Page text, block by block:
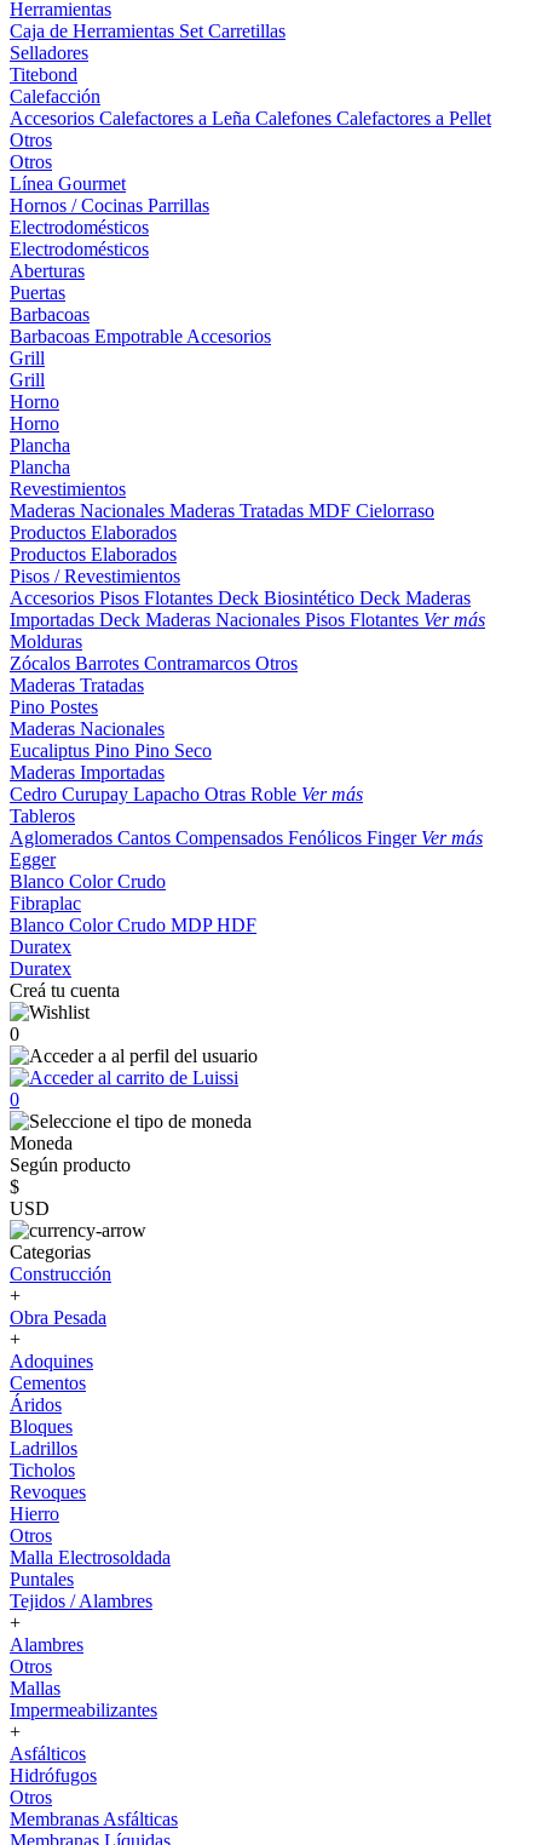
Herramientas
Caja de Herramientas Set Carretillas
Selladores
Titebond
Calefacción
Accesorios Calefactores a Leña Calefones Calefactores a Pellet
Otros
Otros
Línea Gourmet
Hornos / Cocinas Parrillas
Electrodomésticos
Electrodomésticos
Aberturas
Puertas
Barbacoas
Barbacoas Empotrable Accesorios
Grill
Grill
Horno
Horno
Plancha
Plancha
Revestimientos
Maderas Nacionales Maderas Tratadas MDF Cielorraso
Productos Elaborados
Productos Elaborados
Pisos / Revestimientos
Accesorios Pisos Flotantes Deck Biosintético Deck Maderas
Importadas Deck Maderas Nacionales Pisos Flotantes Ver más
Molduras
Zócalos Barrotes Contramarcos Otros
Maderas Tratadas
Pino Postes
Maderas Nacionales
Eucaliptus Pino Pino Seco
Maderas Importadas
Cedro Curupay Lapacho Otras Roble Ver más
Tableros
Aglomerados Cantos Compensados Fenólicos Finger Ver más
Egger
Blanco ColorCrudo
Fibraplac
Blanco ColorCrudo MDPHDF
Duratex
Duratex
Creá tu cuenta
0
0
Moneda
Según producto
$
USD
Categorias
Construcción
+
Obra Pesada
+
Adoquines
Cementos
Áridos
Bloques
Ladrillos
Ticholos
Revoques
Hierro
Otros
Malla Electrosoldada
Puntales
Tejidos / Alambres
+
Alambres
Otros
Mallas
Impermeabilizantes
+
Asfálticos
Hidrófugos
Otros
Membranas Asfálticas
Membranas Líquidas